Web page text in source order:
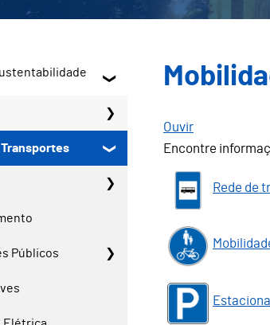
Transportes
Públicos
Ouvir
Encontre
Rede de